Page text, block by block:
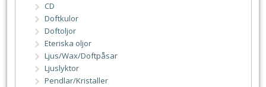
CD
Doftkulor
Doftoljor
Eteriska oljor
Ljus/Wax/Doftpåsar
Ljuslyktor
Pendlar/Kristaller